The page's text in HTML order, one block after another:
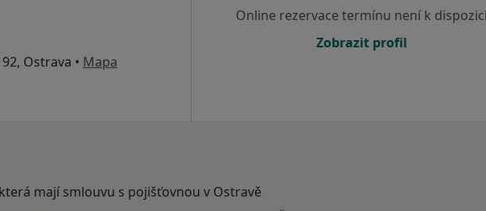
Ostrava • Mapa
Online rezervace termínu není k
Zobrazit profil
mají smlouvu s pojišťovnou v Ostravě